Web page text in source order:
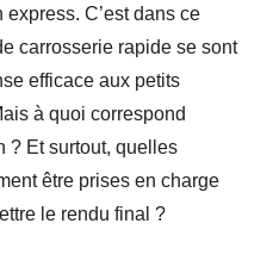
C’est dans ce
carrosserie rapide se sont
efficace aux petits
à quoi correspond
? Et surtout, quelles
être prises en charge
le rendu final ?